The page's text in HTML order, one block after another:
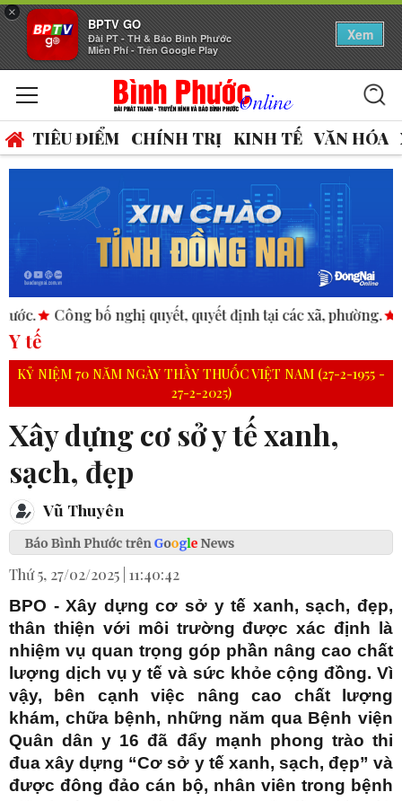
×
BPTV GO
Đài PT - TH & Báo Bình Phước
Miễn Phí - Trên Google Play
Xem
TIÊU ĐIỂM CHÍNH TRỊ KINH TẾ VĂN HÓA
quyết định tại các xã, phường. ASEAN thúc đẩy bình
Y tế
KỶ NIỆM 70 NĂM NGÀY THẦY THUỐC VIỆT NAM (27-2-1955 -
27-2-2025)
Xây dựng cơ sở y tế xanh,
sạch, đẹp
Vũ Thuyên
Thứ 5, 27/02/2025 | 11:40:42
BPO - Xây dựng cơ sở y tế xanh, sạch, đẹp,
thân thiện với môi trường được xác định là
nhiệm vụ quan trọng góp phần nâng cao chất
lượng dịch vụ y tế và sức khỏe cộng đồng. Vì
vậy, bên cạnh việc nâng cao chất lượng
khám, chữa bệnh, những năm qua Bệnh viện
Quân dân y 16 đã đẩy mạnh phong trào thi
đua xây dựng “Cơ sở y tế xanh, sạch, đẹp” và
được đông đảo cán bộ, nhân viên trong bệnh